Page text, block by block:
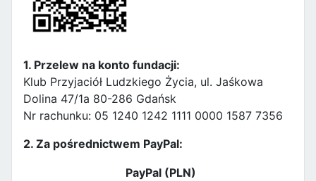
1. Przelew na konto fundacji:
Klub Przyjaciół Ludzkiego Życia, ul. Jaśkowa
Dolina 47/1a 80-286 Gdańsk
Nr rachunku: 05 1240 1242 1111 0000 1587 7356
2. Za pośrednictwem PayPal:
PayPal (PLN)